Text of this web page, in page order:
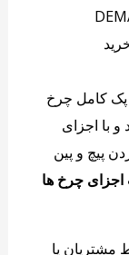
پک کامل چرخ
با اجزای
پیچ و پین
اجزای چرخ ها
مشتریان یا